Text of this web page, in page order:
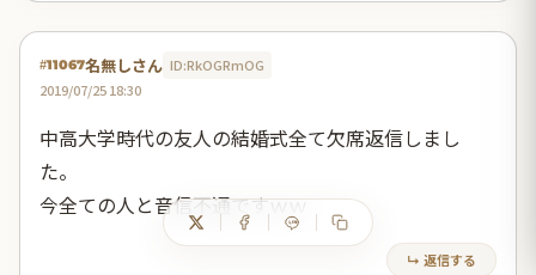
#11067名無しさん ID:RkOGRmOG
2019/07/25 18:30
中高大学時代の友人の結婚式全て欠席返信しまし
た。
今全ての人と音信不通ですｗｗ
↳ 返信する